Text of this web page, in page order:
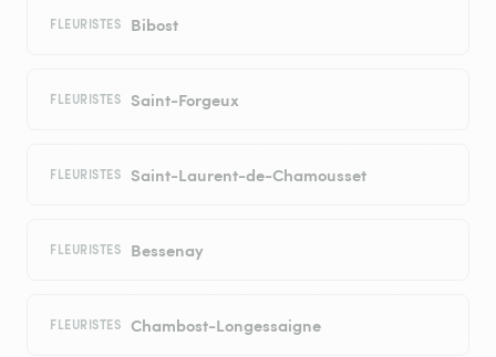
FLEURISTES Bibost
FLEURISTES Saint-Forgeux
FLEURISTES Saint-Laurent-de-Chamousset
FLEURISTES Bessenay
FLEURISTES Chambost-Longessaigne